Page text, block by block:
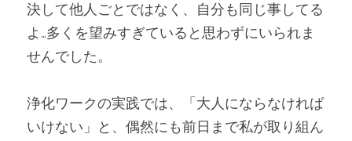
決して他人ごとではなく、自分も同じ事してる
よ…多くを望みすぎていると思わずにいられま
せんでした。
浄化ワークの実践では、「大人にならなければ
いけない」と、偶然にも前日まで私が取り組ん